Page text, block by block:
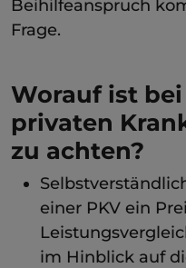
Beihilfeanspruch
Frage.
Worauf ist
privaten
zu achten?
einer PKV ein
im Hinblick auf